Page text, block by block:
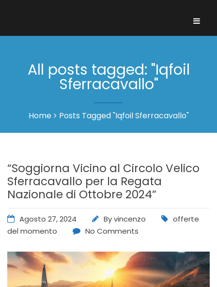
All posts tagged: "Iqfoil
Sferracavallo"
Home Posts Tagged "Iqfoil Sferracavallo"
“Soggiorna Vicino al Circolo Velico
Sferracavallo per la Regata
Nazionale di Ottobre 2024”
Agosto 27, 2024 Byvincenzo
offerte
del momento
No Comments